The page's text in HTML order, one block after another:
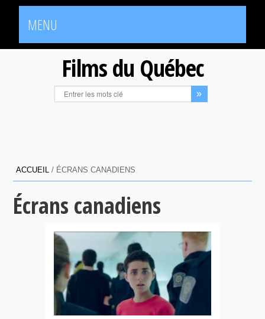
MENU
Films du Québec
ACCUEIL / ÉCRANS CANADIENS
Écrans canadiens